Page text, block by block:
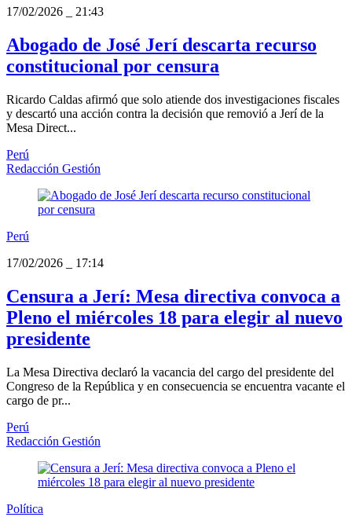
17/02/2026
21:43
Abogado de José Jerí descarta recurso
constitucional por censura
Ricardo Caldas afirmó que solo atiende dos investigaciones fiscales
y descartó una acción contra la decisión que removió a Jerí de la
Mesa Direct...
Perú
Redacción Gestión
Perú
17/02/2026
17:14
Censura a Jerí: Mesa directiva convoca a
Pleno el miércoles 18 para elegir al nuevo
presidente
La Mesa Directiva declaró la vacancia del cargo del presidente del
Congreso de la República y en consecuencia se encuentra vacante el
cargo de pr...
Perú
Redacción Gestión
Política